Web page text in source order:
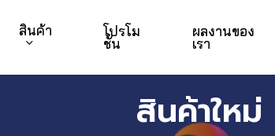
สินค้า โปรโม
ชั่น
ผลงานของ
เรา
สินค้าใหม่